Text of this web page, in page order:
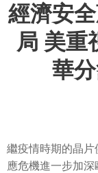
經濟安
局 美重
華
繼疫情時期的晶
應危機進一步加